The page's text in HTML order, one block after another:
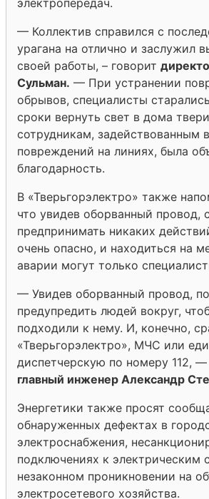
— Коллектив справился с
урагана на отлично и заслужил
своей работы, – говорит
Сульман. — При устранении
обрывов, специалисты
сроки вернуть свет в дома
сотрудникам, задействованным
повреждений на линиях, была
благодарность.
В «Тверьгорэлектро» также
что увидев оборванный провод,
предпринимать никаких
очень опасно, и находиться на
аварии могут только
— Увидев оборванный провод,
предупредить людей вокруг,
подходили к нему. И, конечно,
«Тверьгорэлектро», МЧС или
диспетчерскую по номеру 112, —
главный инженер Александр
Энергетики также просят
обнаруженных дефектах в
электроснабжения,
подключениях к электрическим
незаконном проникновении на
электросетевого хозяйства.